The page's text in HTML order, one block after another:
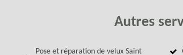
Autres
Pose et réparation de velux Saint